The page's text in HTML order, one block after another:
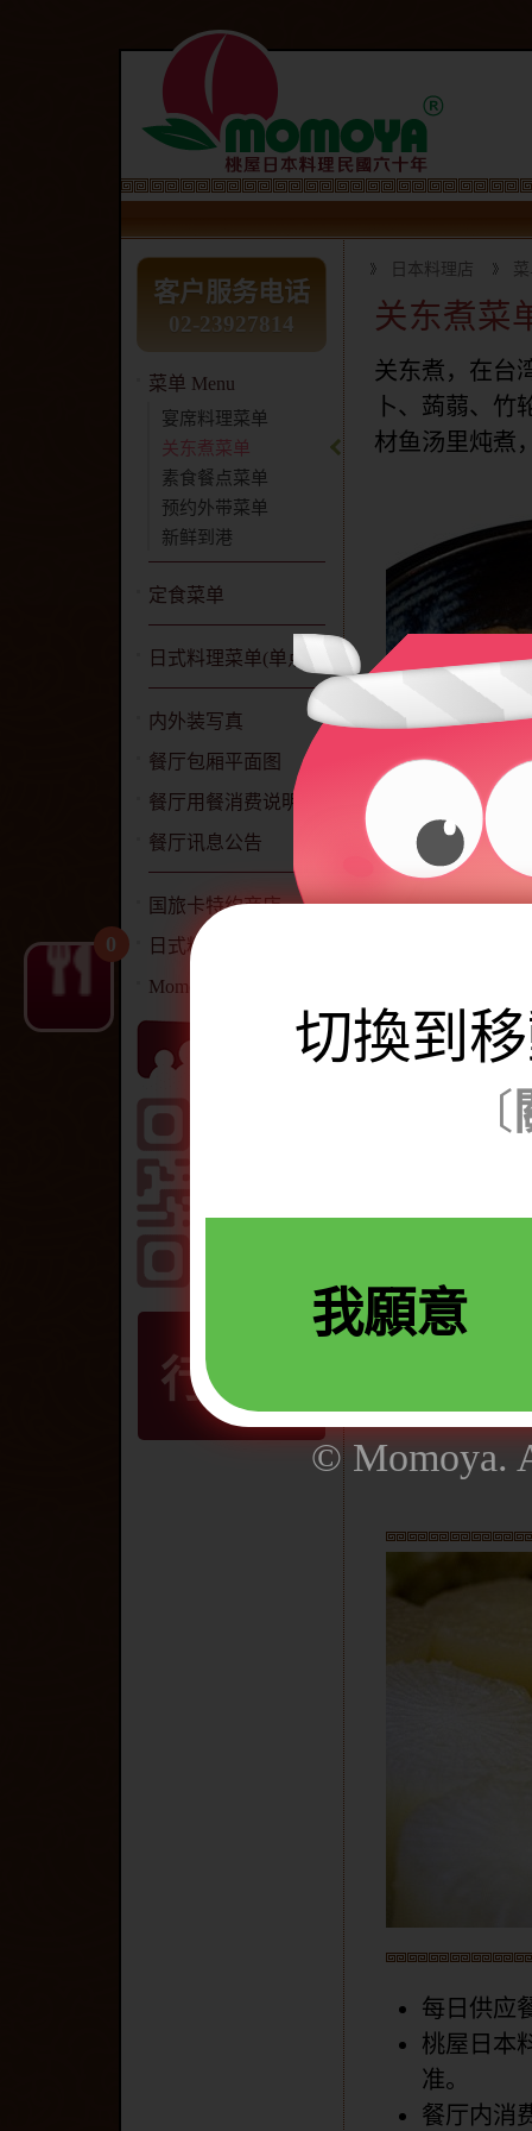
客户服务电话
02-23927814
菜单 Menu
宴席料理菜单
关东煮菜单
素食餐点菜单
预约外带菜单
新鲜到港
定食菜单
日式料理菜单(单点)
内外装写真
餐厅包厢平面图
餐厅用餐消费说明
餐厅讯息公告
国旅卡特约商店
日式料理简介
Momoya 网站声明
行動版
日本料理店
关东煮菜
关东煮，在台
卜、蒟蒻、竹
材鱼汤里炖煮
品名
甜不辣
起士烧
高丽卷
每日供应
桃屋日本
准。
餐厅内消
0
切換到
〔
我願意
© Momoya.